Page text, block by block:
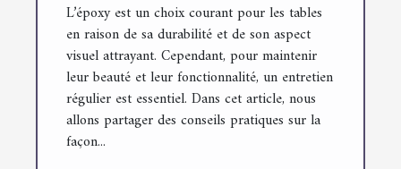
L’époxy est un choix courant pour les tables
en raison de sa durabilité et de son aspect
visuel attrayant. Cependant, pour maintenir
leur beauté et leur fonctionnalité, un entretien
régulier est essentiel. Dans cet article, nous
allons partager des conseils pratiques sur la
façon...